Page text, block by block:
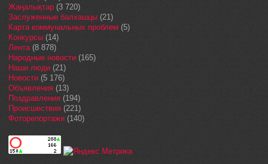
Жаңалықтар (3 720)
Заслуженные балхашцы (21)
Карта коммунальных проблем (5)
Конкурсы (14)
Лента(8 878)
Народные новости (165)
Наши люди (21)
Новости (5 176)
Объявления (13)
Поздравления (194)
Происшествия (221)
Фоторепортажи (140)